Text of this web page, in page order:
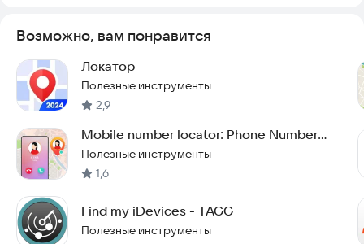
Возможно, вам понравится
Локатор
Полезные инструменты
2,9
Mobile number locator: Phone Number
location
Полезные инструменты
1,6
Find my iDevices - TAGG
Полезные инструменты